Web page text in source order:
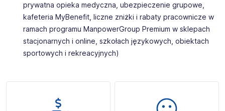
prywatna opieka medyczna, ubezpieczenie grupowe,
kafeteria MyBenefit, liczne zniżki i rabaty pracownicze w
ramach programu ManpowerGroup Premium w sklepach
stacjonarnych i online, szkołach językowych, obiektach
sportowych i rekreacyjnych)